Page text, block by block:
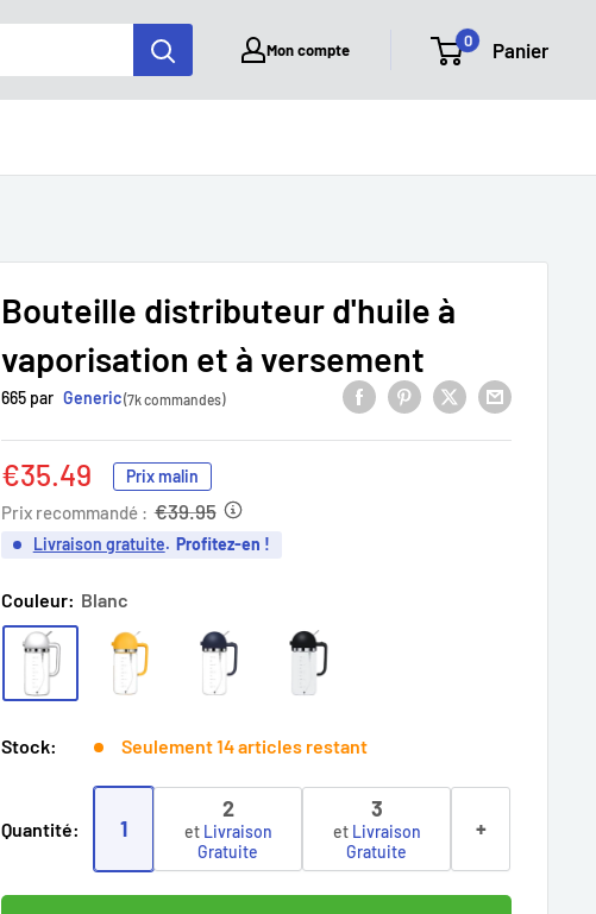
Mon compte 0 Panier
Bouteille distributeur d'huile à
vaporisation et à versement
665 par Generic(7k commandes)
Prix
réduit
€35.49 Prix malin
Prix recommandé : €39.95
Livraison gratuite. Profitez-en !
Couleur: Blanc
Stock: Seulement 14 articles restant
Quantité: 1
2
et Livraison
Gratuite
3
et Livraison
Gratuite
+